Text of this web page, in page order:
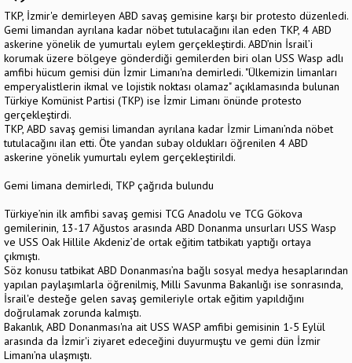
TKP, İzmir'e demirleyen ABD savaş gemisine karşı bir protesto düzenledi.
Gemi limandan ayrılana kadar nöbet tutulacağını ilan eden TKP, 4 ABD
askerine yönelik de yumurtalı eylem gerçekleştirdi. ABD’nin İsrail’i
korumak üzere bölgeye gönderdiği gemilerden biri olan USS Wasp adlı
amfibi hücum gemisi dün İzmir Limanı'na demirledi. "Ülkemizin limanları
emperyalistlerin ikmal ve lojistik noktası olamaz" açıklamasında bulunan
Türkiye Komünist Partisi (TKP) ise İzmir Limanı önünde protesto
gerçekleştirdi.
TKP, ABD savaş gemisi limandan ayrılana kadar İzmir Limanı’nda nöbet
tutulacağını ilan etti. Öte yandan subay oldukları öğrenilen 4 ABD
askerine yönelik yumurtalı eylem gerçekleştirildi.
Gemi limana demirledi, TKP çağrıda bulundu
Türkiye’nin ilk amfibi savaş gemisi TCG Anadolu ve TCG Gökova
gemilerinin, 13-17 Ağustos arasında ABD Donanma unsurları USS Wasp
ve USS Oak Hillile Akdeniz’de ortak eğitim tatbikatı yaptığı ortaya
çıkmıştı.
Söz konusu tatbikat ABD Donanması’na bağlı sosyal medya hesaplarından
yapılan paylaşımlarla öğrenilmiş, Milli Savunma Bakanlığı ise sonrasında,
İsrail'e desteğe gelen savaş gemileriyle ortak eğitim yapıldığını
doğrulamak zorunda kalmıştı.
Bakanlık, ABD Donanması'na ait USS WASP amfibi gemisinin 1-5 Eylül
arasında da İzmir'i ziyaret edeceğini duyurmuştu ve gemi dün İzmir
Limanı’na ulaşmıştı.